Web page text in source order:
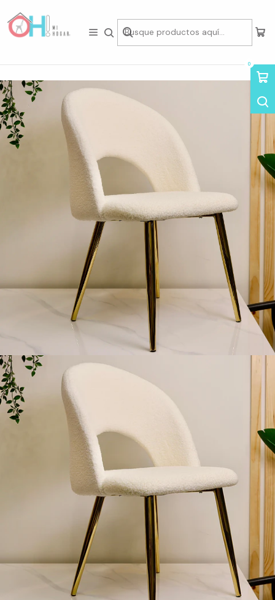
0
Inicio Asientos Sillas Sillas de Felpa Silla Lana Bouclé